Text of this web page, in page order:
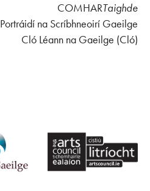
COMHARTaighde
Portráidí na Scríbhneoirí Gaeilge
Cló Léann na Gaeilge (Cló)